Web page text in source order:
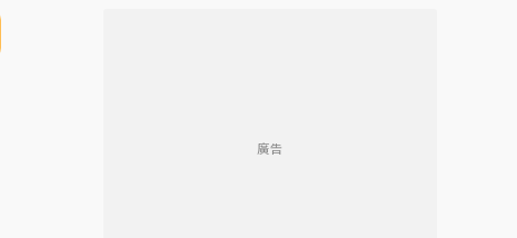
廣告